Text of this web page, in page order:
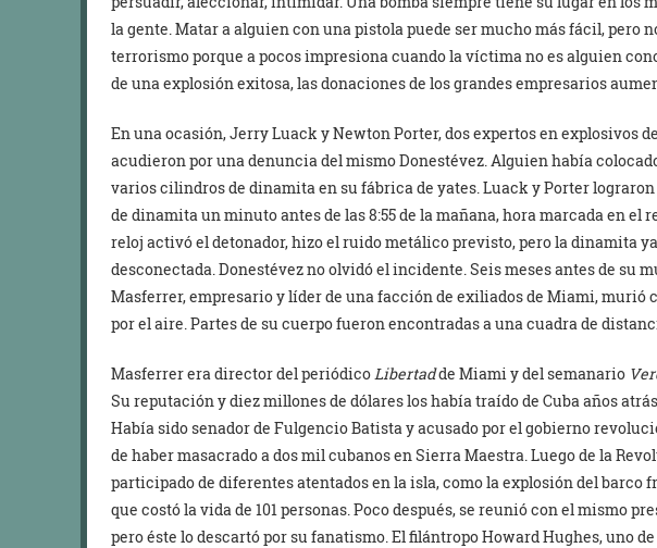
la gente. Matar a alguien con una pistola puede ser mucho más fácil, pero
terrorismo porque a pocos impresiona cuando la víctima no es alguien
de una explosión exitosa, las donaciones de los grandes empresarios
En una ocasión, Jerry Luack y Newton Porter, dos expertos en explosivos
acudieron por una denuncia del mismo Donestévez. Alguien había
varios cilindros de dinamita en su fábrica de yates. Luack y Porter
de dinamita un minuto antes de las 8:55 de la mañana, hora marcada en el
reloj activó el detonador, hizo el ruido metálico previsto, pero la dinamita
desconectada. Donestévez no olvidó el incidente. Seis meses antes de su
Masferrer, empresario y líder de una facción de exiliados de Miami, murió
por el aire. Partes de su cuerpo fueron encontradas a una cuadra de
Masferrer era director del periódicoLibertadde Miami y del semanario
Su reputación y diez millones de dólares los había traído de Cuba años
Había sido senador de Fulgencio Batista y acusado por el gobierno
de haber masacrado a dos mil cubanos en Sierra Maestra. Luego de la
participado de diferentes atentados en la isla, como la explosión del barco
que costó la vida de 101 personas. Poco después, se reunió con el mismo
pero éste lo descartó por su fanatismo. El filántropo Howard Hughes, uno